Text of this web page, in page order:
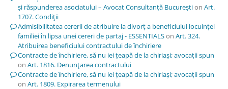
și răspunderea asociatului – Avocat Consultanță Bucureștion Art.
1707. Condiţii
Admisibilitatea cererii de atribuire la divorț a beneficiului locuinței
familiei în lipsa unei cereri de partaj - ESSENTIALSon Art. 324.
Atribuirea beneficiului contractului de închiriere
Contracte de închiriere, să nu iei țeapă de la chiriași; avocații spun
on Art. 1816. Denunţarea contractului
Contracte de închiriere, să nu iei țeapă de la chiriași; avocații spun
on Art. 1809. Expirarea termenului